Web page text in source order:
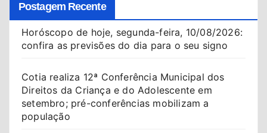
Postagem Recente
Horóscopo de hoje, segunda-feira, 10/08/2026:
confira as previsões do dia para o seu signo
Cotia realiza 12ª Conferência Municipal dos
Direitos da Criança e do Adolescente em
setembro; pré-conferências mobilizam a
população